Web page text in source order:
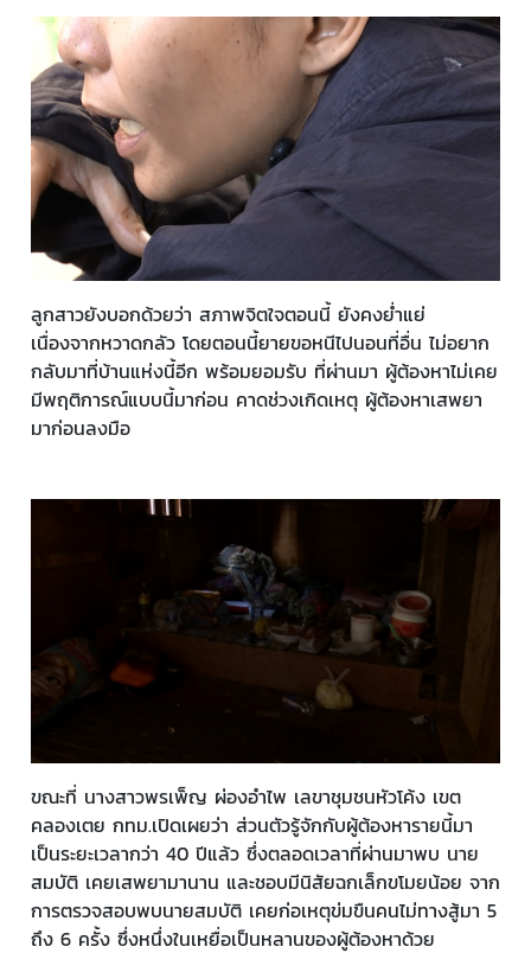
ลูกสาวยังบอกด้วยว่า สภาพจิตใจตอนนี้ ยังคงย่ำแย่
เนื่องจากหวาดกลัว โดยตอนนี้ยายขอหนีไปนอนที่อื่น ไม่อยาก
กลับมาที่บ้านแห่งนี้อีก พร้อมยอมรับ ที่ผ่านมา ผู้ต้องหาไม่เคย
มีพฤติการณ์แบบนี้มาก่อน คาดช่วงเกิดเหตุ ผู้ต้องหาเสพยา
มาก่อนลงมือ
ขณะที่ นางสาวพรเพ็ญ ผ่องอำไพ เลขาชุมชนหัวโค้ง เขต
คลองเตย กทม.เปิดเผยว่า ส่วนตัวรู้จักกับผู้ต้องหารายนี้มา
เป็นระยะเวลากว่า 40 ปีแล้ว ซึ่งตลอดเวลาที่ผ่านมาพบ นาย
สมบัติ เคยเสพยามานาน และชอบมีนิสัยฉกเล็กขโมยน้อย จาก
การตรวจสอบพบนายสมบัติ เคยก่อเหตุข่มขืนคนไม่ทางสู้มา 5
ถึง 6 ครั้ง ซึ่งหนึ่งในเหยื่อเป็นหลานของผู้ต้องหาด้วย